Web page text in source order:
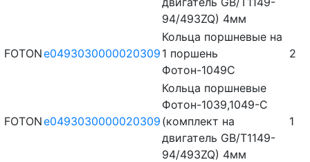
94/493ZQ) 4мм
FOTONe0493030000020309
Кольца поршневые на
1 поршень
Фотон-1049С
2
FOTONe0493030000020309
Кольца поршневые
Фотон-1039,1049-С
(комплект на
двигатель GB/T1149-
94/493ZQ) 4мм
1